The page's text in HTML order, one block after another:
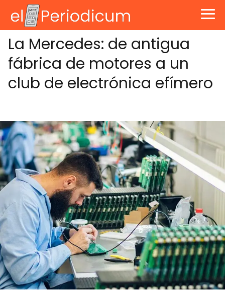
La Mercedes: de antigua
fábrica de motores a un
club de electrónica efímero